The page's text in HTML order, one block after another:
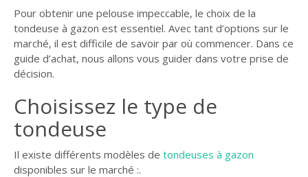
LIGNE JARDIN
INFO PAYSAGISTE
GUIDE JARDIN ET
GUIDE JARDIN
ELAGAGE ET
COMPAGNIE
Pour obtenir une pelouse impeccable, le choix de la
tondeuse à gazon est essentiel. Avec tant d’options sur le
marché, il est difficile de savoir par où commencer. Dans ce
guide d’achat, nous allons vous guider dans votre prise de
décision.
Choisissez le type de
tondeuse
Il existe différents modèles de tondeuses à gazon
disponibles sur le marché :.